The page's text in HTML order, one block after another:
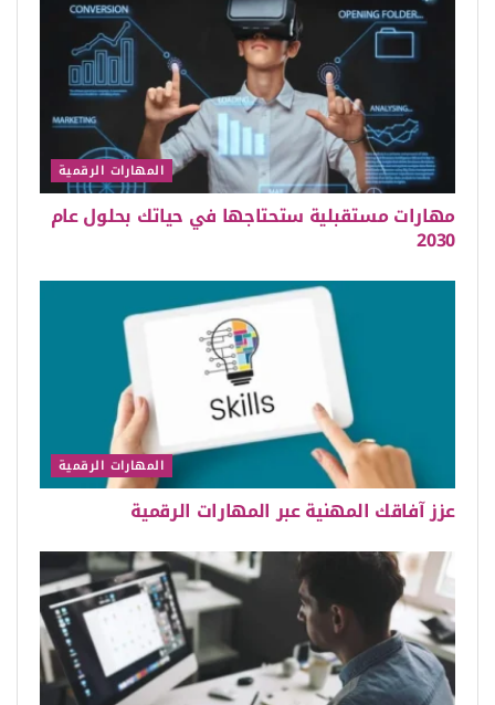
المهارات الرقمية
مهارات مستقبلية ستحتاجها في حياتك بحلول عام
2030
المهارات الرقمية
عزز آفاقك المهنية عبر المهارات الرقمية